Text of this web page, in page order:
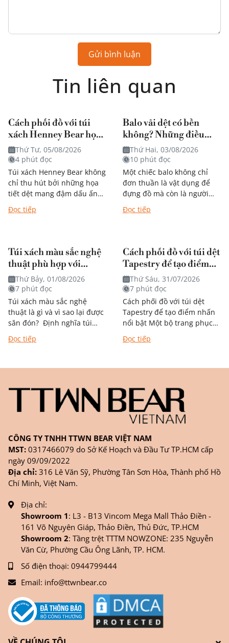
Gửi bình luận
Tin liên quan
Cách phối đồ với túi
xách Henney Bear họa
tiết mang đậm dấu ấn
nghệ thuật?
Thứ Tư, 05/08/2026
4 phút đọc
Túi xách Henney Bear không
chỉ thu hút bởi những họa
tiết dệt mang đậm dấu ấn
nghệ thuật mà còn dễ dàng
kết hợp với...
Đọc tiếp
Balo vải dệt có bền
không? Những điều
bạn nên biết trước khi
quyết định mua
Thứ Hai, 03/08/2026
10 phút đọc
Một chiếc balo không chỉ
đơn thuần là vật dụng để
đựng đồ mà còn là người
bạn đồng hành trong từng
chặng đường học tập,...
Đọc tiếp
Túi xách màu sắc nghệ
thuật phù hợp với
phong cách nào?
Thứ Bảy, 01/08/2026
7 phút đọc
Túi xách màu sắc nghệ
thuật là gì và vì sao lại được
săn đón? Định nghĩa túi
xách mang phong cách
nghệ thuật Khác với túi
Đọc tiếp
Cách phối đồ với túi dệt
Tapestry để tạo điểm
nhấn nổi bật
Thứ Sáu, 31/07/2026
7 phút đọc
Cách phối đồ với túi dệt
Tapestry để tạo điểm nhấn
nổi bật Một bộ trang phục
đẹp không chỉ đến từ quần
áo mà còn được...
Đọc tiếp
CÔNG TY TNHH TTWN BEAR VIỆT NAM
MST: 0317466079 do Sở Kế Hoạch và Đầu Tư TP.HCM cấp
ngày 09/09/2022
Địa chỉ: 316 Lê Văn Sỹ, Phường Tân Sơn Hòa, Thành phố Hồ
Chí Minh, Việt Nam.
Địa chỉ:
Showroom 1: L3 - B13 Vincom Mega Mall Thảo Điền -
161 Võ Nguyên Giáp, Thảo Điền, Thủ Đức, TP.HCM
Showroom 2: Tầng trệt TTTM NOWZONE: 235 Nguyễn
Văn Cừ, Phường Cầu Ông Lãnh, TP. HCM.
Số điện thoại: 0944799444
Email: info@ttwnbear.co